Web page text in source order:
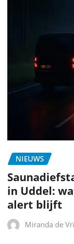
NIEUWS
in Uddel:
alert blijft
Miranda de